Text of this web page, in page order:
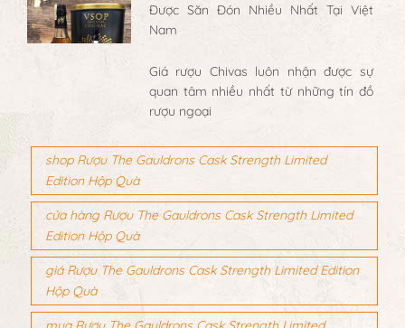
Được Săn Đón Nhiều Nhất Tại Việt
Nam
Giá rượu Chivas luôn nhận được sự
quan tâm nhiều nhất từ những tín đồ
rượu ngoại
shop Rượu The Gauldrons Cask Strength Limited
Edition Hộp Quà
cửa hàng Rượu The Gauldrons Cask Strength Limited
Edition Hộp Quà
giá Rượu The Gauldrons Cask Strength Limited Edition
Hộp Quà